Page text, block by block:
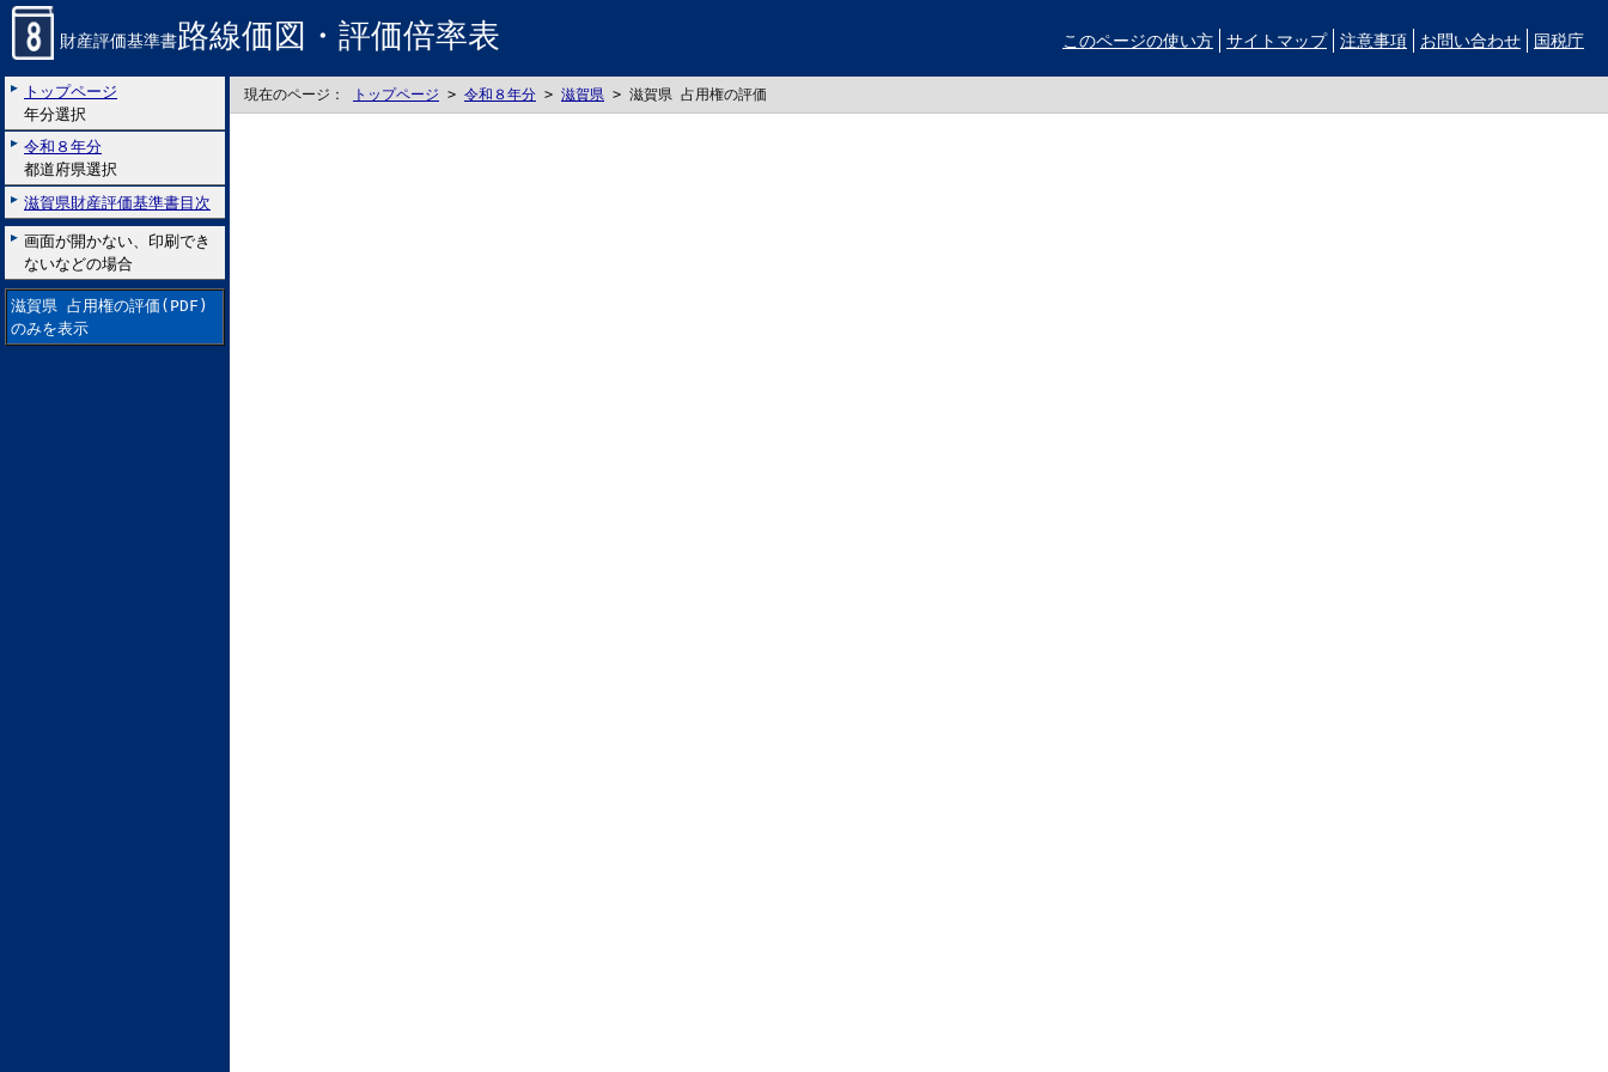
財産評価基準書路線価図・評価倍率表 このページの使い方 サイトマップ 注意事項 お問い合わせ 国税庁
トップページ
年分選択
令和８年分
都道府県選択
滋賀県財産評価基準書目次
画面が開かない、印刷でき
ないなどの場合
滋賀県 占用権の評価(PDF)
のみを表示
現在のページ： トップページ > 令和８年分 > 滋賀県 > 滋賀県 占用権の評価